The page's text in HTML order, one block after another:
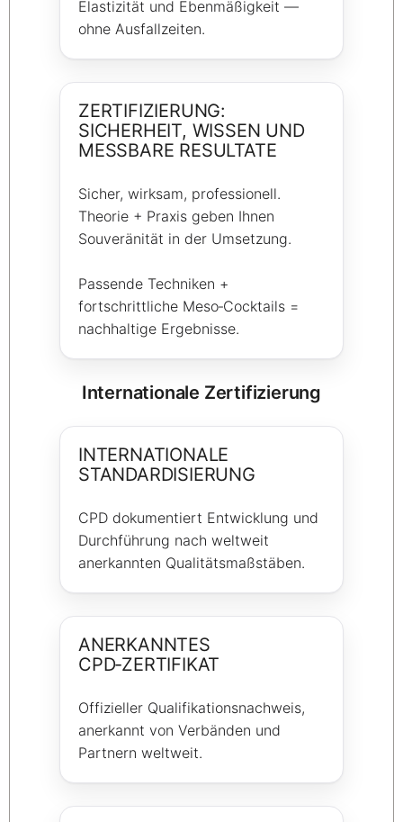
Elastizität und Ebenmäßigkeit —
ohne Ausfallzeiten.
ZERTIFIZIERUNG:
SICHERHEIT, WISSEN UND
MESSBARE RESULTATE
Sicher, wirksam, professionell.
Theorie + Praxis geben Ihnen
Souveränität in der Umsetzung.
Passende Techniken +
fortschrittliche Meso‑Cocktails =
nachhaltige Ergebnisse.
Internationale Zertifizierung
INTERNATIONALE
STANDARDISIERUNG
CPD dokumentiert Entwicklung und
Durchführung nach weltweit
anerkannten Qualitätsmaßstäben.
ANERKANNTES
CPD‑ZERTIFIKAT
Offizieller Qualifikationsnachweis,
anerkannt von Verbänden und
Partnern weltweit.